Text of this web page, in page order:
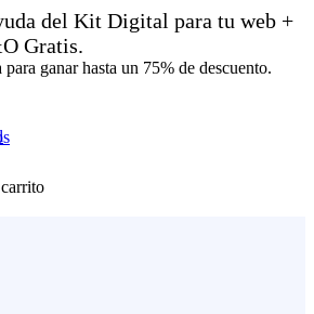
del Kit Digital para tu web +
Gratis.
ganar hasta un 75% de descuento.